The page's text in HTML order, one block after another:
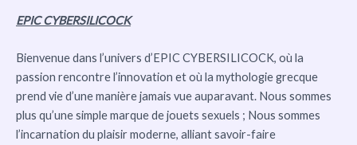
EPIC CYBERSILICOCK
Bienvenue dans l’univers d’EPIC CYBERSILICOCK, où la
passion rencontre l’innovation et où la mythologie grecque
prend vie d’une manière jamais vue auparavant. Nous sommes
plus qu’une simple marque de jouets sexuels ; Nous sommes
l’incarnation du plaisir moderne, alliant savoir-faire